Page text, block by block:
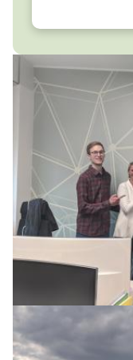
Image
Image